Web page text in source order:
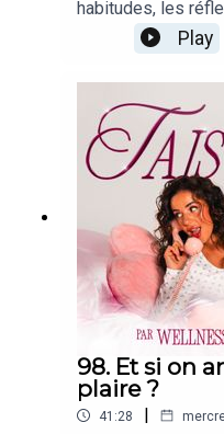
habitudes, les
m'aident à créer
je veux vraiment.
limitantes, de
et de toutes ces
réellement la
irréalistes, juste
années, à
rêvais.IG/TikTok :
Play
98. Et si on
plaire ?
41:28 |